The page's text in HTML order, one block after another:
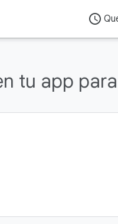
access_time
tu app